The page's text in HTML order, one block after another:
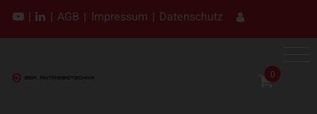
| | AGB | Impressum | Datenschutz
0